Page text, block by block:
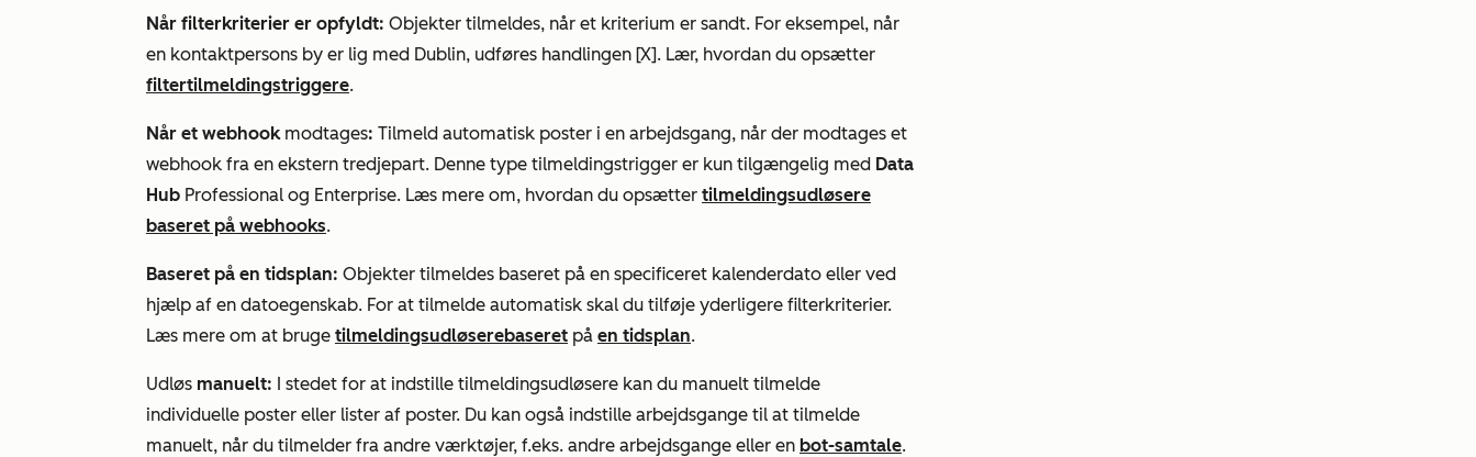
Når filterkriterier er opfyldt: Objekter tilmeldes, når et kriterium er sandt. For eksempel, når
en kontaktpersons by er lig med Dublin, udføres handlingen [X]. Lær, hvordan du opsætter
filtertilmeldingstriggere.
Når et webhookmodtages: Tilmeld automatisk poster i en arbejdsgang, når der modtages et
webhook fra en ekstern tredjepart. Denne type tilmeldingstrigger er kun tilgængelig med Data
Hub Professional og Enterprise. Læs mere om, hvordan du opsætter tilmeldingsudløsere
baseret på webhooks.
Baseret på en tidsplan: Objekter tilmeldes baseret på en specificeret kalenderdato eller ved
hjælp af en datoegenskab. For at tilmelde automatisk skal du tilføje yderligere filterkriterier.
Læs mere om at bruge tilmeldingsudløserebaseret på en tidsplan.
Udløs manuelt: I stedet for at indstille tilmeldingsudløsere kan du manuelt tilmelde
individuelle poster eller lister af poster. Du kan også indstille arbejdsgange til at tilmelde
manuelt, når du tilmelder fra andre værktøjer, f.eks. andre arbejdsgange eller en bot-samtale.